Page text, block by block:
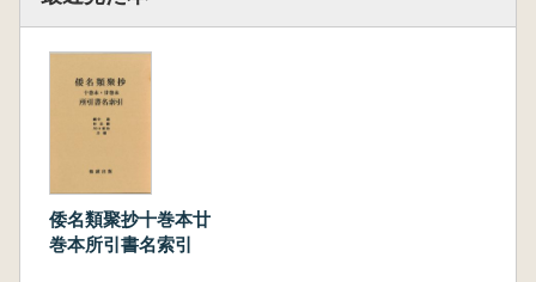
倭名類聚抄十巻本廿
巻本所引書名索引